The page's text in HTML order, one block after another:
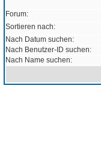
Forum:
Sortieren nach:
Nach Datum suchen:
Nach Benutzer-ID suchen:
Nach Name suchen: